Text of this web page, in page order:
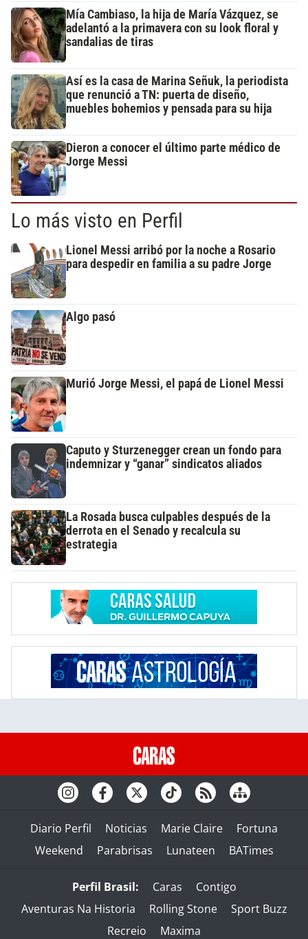
Mía Cambiaso, la hija de María Vázquez, se
adelantó a la primavera con su look floral y
sandalias de tiras
Así es la casa de Marina Señuk, la periodista
que renunció a TN: puerta de diseño,
muebles bohemios y pensada para su hija
Dieron a conocer el último parte médico de
Jorge Messi
Lo más visto en Perfil
Lionel Messi arribó por la noche a Rosario
para despedir en familia a su padre Jorge
Algo pasó
Murió Jorge Messi, el papá de Lionel Messi
Caputo y Sturzenegger crean un fondo para
indemnizar y “ganar” sindicatos aliados
La Rosada busca culpables después de la
derrota en el Senado y recalcula su
estrategia
Diario Perfil Noticias Marie Claire
Fortuna
Weekend
Parabrisas Lunateen BATimes
Perfil Brasil: Caras
Contigo
Aventuras Na Historia
Rolling Stone
Sport Buzz
Recreio
Maxima